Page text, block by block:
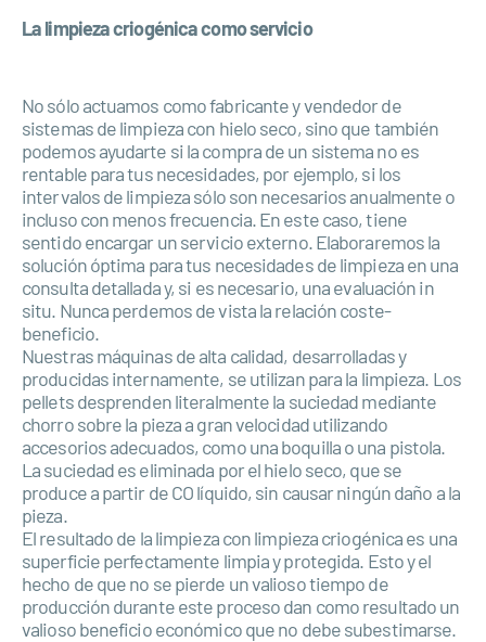
La limpieza criogénica como servicio
No sólo actuamos como fabricante y vendedor de
sistemas de limpieza con hielo seco, sino que también
podemos ayudarte si la compra de un sistema no es
rentable para tus necesidades, por ejemplo, si los
intervalos de limpieza sólo son necesarios anualmente o
incluso con menos frecuencia. En este caso, tiene
sentido encargar un servicio externo. Elaboraremos la
solución óptima para tus necesidades de limpieza en una
consulta detallada y, si es necesario, una evaluación in
situ. Nunca perdemos de vista la relación coste-
beneficio.
Nuestras máquinas de alta calidad, desarrolladas y
producidas internamente, se utilizan para la limpieza. Los
pellets desprenden literalmente la suciedad mediante
chorro sobre la pieza a gran velocidad utilizando
accesorios adecuados, como una boquilla o una pistola.
La suciedad es eliminada por el hielo seco, que se
produce a partir de CO líquido, sin causar ningún daño a la
pieza.
El resultado de la limpieza con limpieza criogénica es una
superficie perfectamente limpia y protegida. Esto y el
hecho de que no se pierde un valioso tiempo de
producción durante este proceso dan como resultado un
valioso beneficio económico que no debe subestimarse.